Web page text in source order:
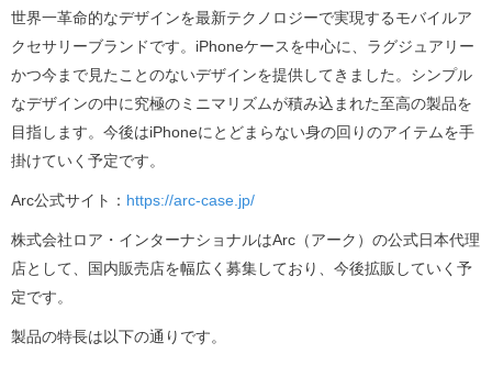
世界一革命的なデザインを最新テクノロジーで実現するモバイルア
クセサリーブランドです。iPhoneケースを中心に、ラグジュアリー
かつ今まで見たことのないデザインを提供してきました。シンプル
なデザインの中に究極のミニマリズムが積み込まれた至高の製品を
目指します。今後はiPhoneにとどまらない身の回りのアイテムを手
掛けていく予定です。
Arc公式サイト： https://arc-case.jp/
株式会社ロア・インターナショナルはArc（アーク）の公式日本代理
店として、国内販売店を幅広く募集しており、今後拡販していく予
定です。
製品の特長は以下の通りです。